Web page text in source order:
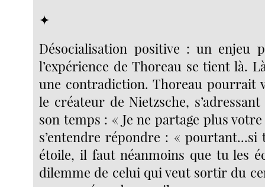
✦
Désocialisation positive : un enjeu
l’expérience de Thoreau se tient là.
une contradiction. Thoreau pourrait
le créateur de Nietzsche,
son temps : « Je ne partage plus
s’entendre répondre : «
étoile, il faut néanmoins que tu les
dilemme de celui qui veut sortir du